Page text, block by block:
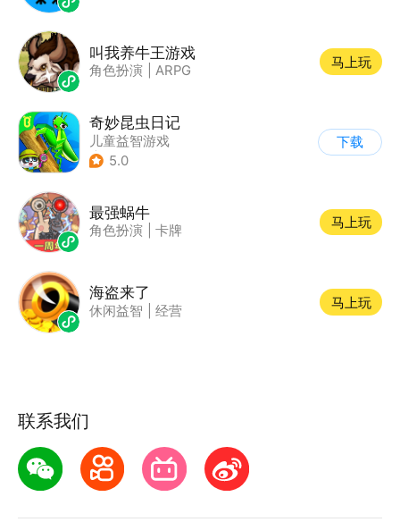
叫我养牛王游戏
角色扮演 ARPG
马上玩
奇妙昆虫日记
儿童益智游戏
| 启蒙早教
5.0
下载
最强蜗牛
角色扮演 卡牌
马上玩
海盗来了
休闲益智 经营
马上玩
联系我们